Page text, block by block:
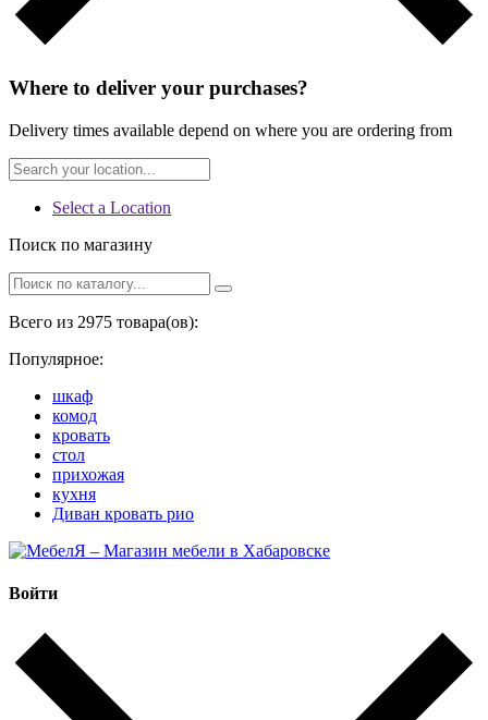
Where to deliver your purchases?
Delivery times available depend on where you are ordering from
Select a Location
Поиск по магазину
Всего из 2975 товара(ов):
Популярное:
шкаф
комод
кровать
стол
прихожая
кухня
Диван кровать рио
Войти